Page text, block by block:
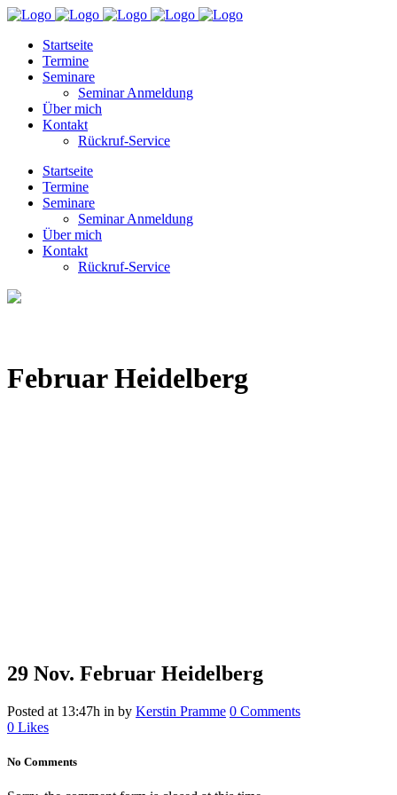
Startseite
Termine
Seminare
Seminar Anmeldung
Über mich
Kontakt
Rückruf-Service
Startseite
Termine
Seminare
Seminar Anmeldung
Über mich
Kontakt
Rückruf-Service
Februar Heidelberg
29 Nov. Februar Heidelberg
Posted at 13:47h in by Kerstin Pramme 0 Comments
0 Likes
No Comments